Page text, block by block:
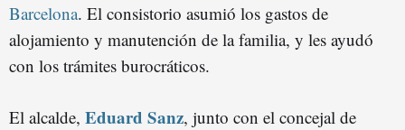
Barcelona. El consistorio asumió los gastos de
alojamiento y manutención de la familia, y les ayudó
con los trámites burocráticos.
El alcalde, Eduard Sanz, junto con el concejal de